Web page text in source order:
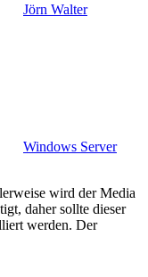
Jörn Walter
Windows Server
wird der Media
daher sollte dieser
werden. Der